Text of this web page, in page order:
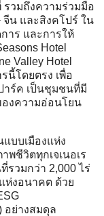
รวมถึงความร่วมมือ
จีน และสิงคโปร์ ใน
าร และการให้
Hotel
Valley Hotel
นี้โดยตรง เพื่อ
าร์ค เป็นชุมชนที่มี
องความอ่อนโยน
บบเมืองแห่ง
ชีวิตทุกเจเนอเร
วมกว่า 2,000 ไร่
ห่งอนาคต ด้วย
อย่างสมดุล